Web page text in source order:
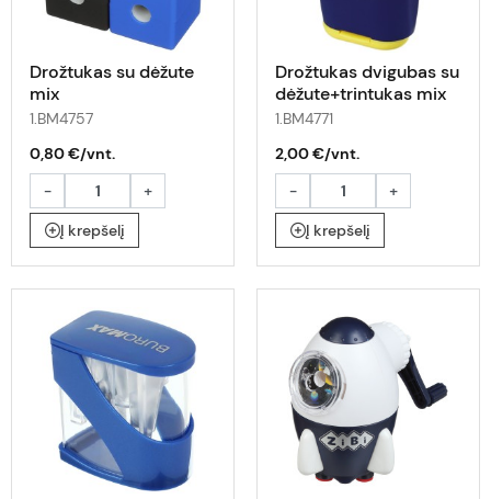
Drožtukas su dėžute
mix
1.BM4757
0,80 €/vnt.
-
+
Į krepšelį
Drožtukas dvigubas su
dėžute+trintukas mix
1.BM4771
2,00 €/vnt.
-
+
Į krepšelį